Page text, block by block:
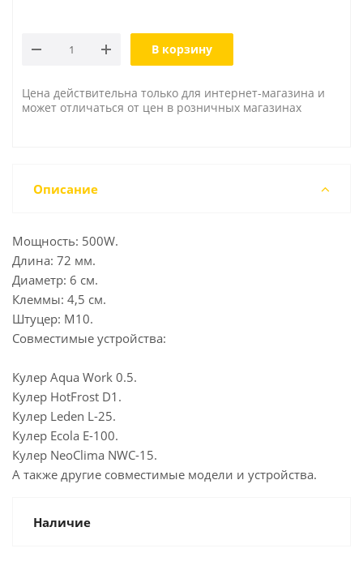
В корзину
Цена действительна только для интернет-магазина и
может отличаться от цен в розничных магазинах
Описание
Мощность: 500W.
Длина: 72 мм.
Диаметр: 6 см.
Клеммы: 4,5 см.
Штуцер: М10.
Совместимые устройства:
Кулер Aqua Work 0.5.
Кулер HotFrost D1.
Кулер Leden L-25.
Кулер Ecola E-100.
Кулер NeoClima NWC-15.
А также другие совместимые модели и устройства.
Наличие